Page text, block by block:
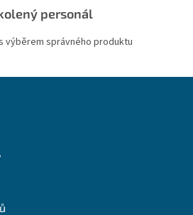
personál
výběrem správného produktu